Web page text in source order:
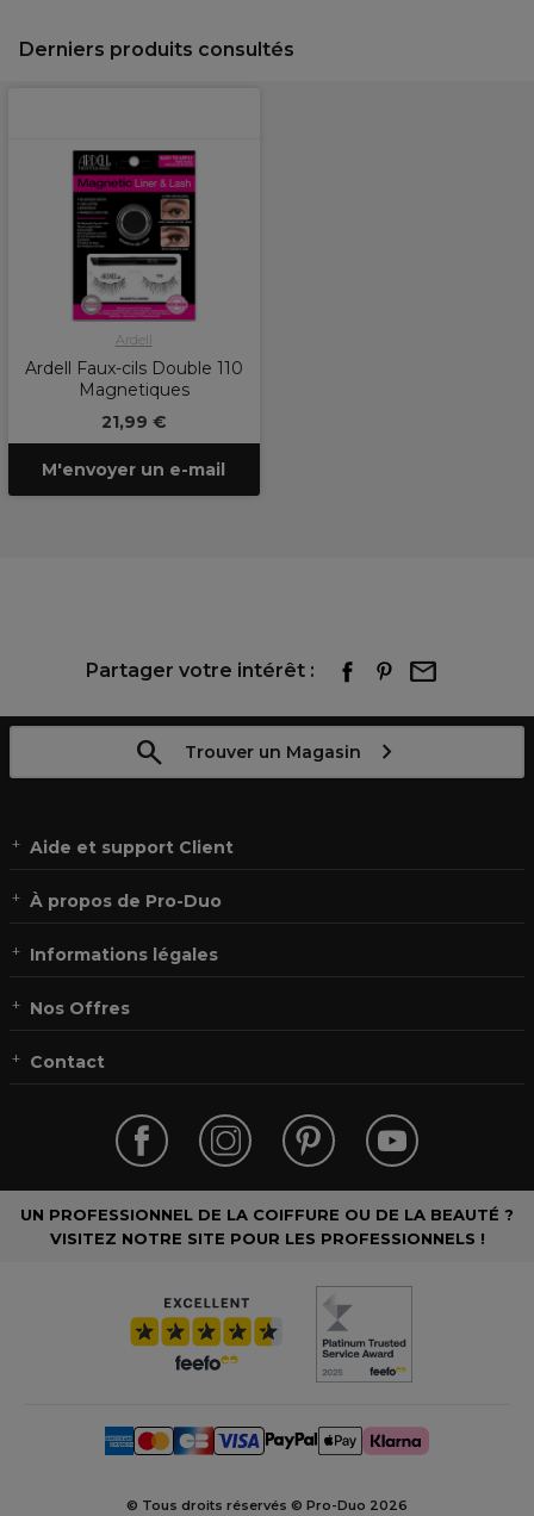
Derniers produits consultés
Ardell
Ardell Faux-cils Double 110
Magnetiques
21,99 €
M'envoyer un e-mail
Partager votre intérêt :
Trouver un Magasin
Aide et support Client
À propos de Pro-Duo
Informations légales
Nos Offres
Contact
UN PROFESSIONNEL DE LA COIFFURE OU DE LA BEAUTÉ ?
VISITEZ NOTRE SITE POUR LES PROFESSIONNELS !
© Tous droits réservés © Pro-Duo 2026